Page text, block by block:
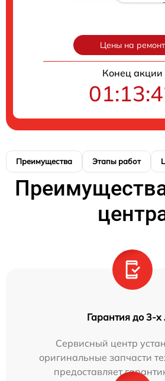
Цены на ремонт
Конец акции
Преимущества Этапы работ
Гарантия до 3-х
Сервисный центр
оригинальные запчасти
предоставляет